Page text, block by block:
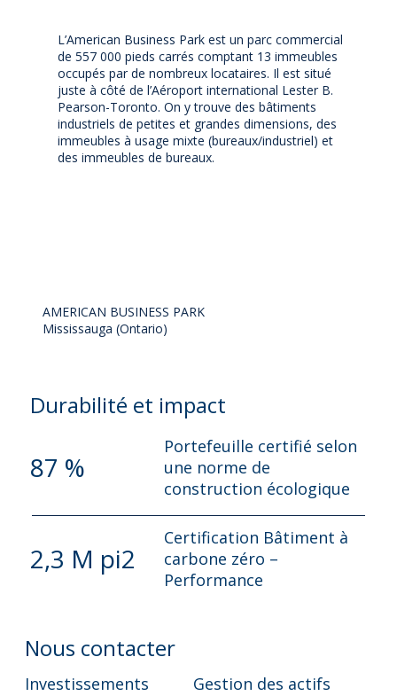
L’American Business Park est un parc commercial
de 557 000 pieds carrés comptant 13 immeubles
occupés par de nombreux locataires. Il est situé
juste à côté de l’Aéroport international Lester B.
Pearson-Toronto. On y trouve des bâtiments
industriels de petites et grandes dimensions, des
immeubles à usage mixte (bureaux/industriel) et
des immeubles de bureaux.
AMERICAN BUSINESS PARK
Mississauga (Ontario)
Durabilité et impact
87 %
Portefeuille certifié selon
une norme de
construction écologique
2,3 M pi2
Certification Bâtiment à
carbone zéro –
Performance
Nous contacter
Investissements Gestion des actifs